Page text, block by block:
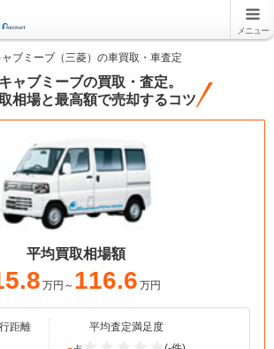
メニュー
ャブミーブ（三菱）の車買取・車査定
ャブミーブの買取・査定。
相場と最高額で売却するコツ
平均買取相場額
万円～ 116.6 万円
距離 平均査定満足度